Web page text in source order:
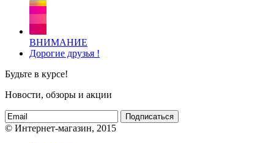
ВНИМАНИЕ
Дорогие друзья !
Будьте в курсе!
Новости, обзоры и акции
Подписаться
© Интернет-магазин, 2015